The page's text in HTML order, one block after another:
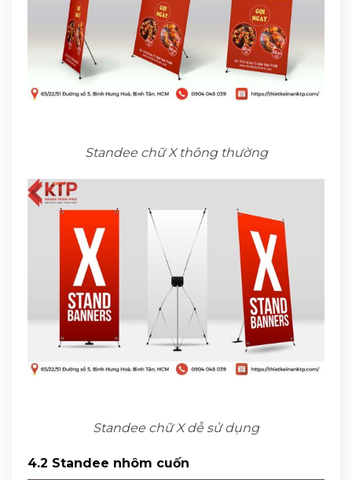
Standee chữ X thông thường
Standee chữ X dễ sử dụng
4.2 Standee nhôm cuốn